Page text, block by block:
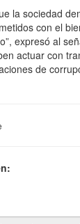
la sociedad
con el
expresó al
actuar con
de